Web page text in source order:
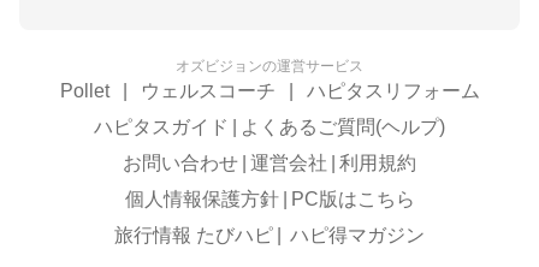
オズビジョンの運営サービス
Pollet ウェルスコーチ
ハピタスリフォーム
ハピタスガイド
よくあるご質問(ヘルプ)
お問い合わせ 運営会社
利用規約
個人情報保護方針
PC版はこちら
旅行情報 たびハピ
ハピ得マガジン